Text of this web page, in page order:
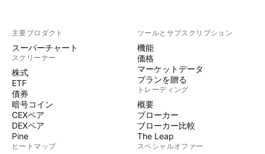
主要プロダクト
スーパーチャート
スクリーナー
株式
ETF
債券
暗号コイン
CEXペア
DEXペア
Pine
ヒートマップ
ツールとサブスクリプション
機能
価格
マーケットデータ
プランを贈る
トレーディング
概要
ブローカー
ブローカー比較
The Leap
スペシャルオファー